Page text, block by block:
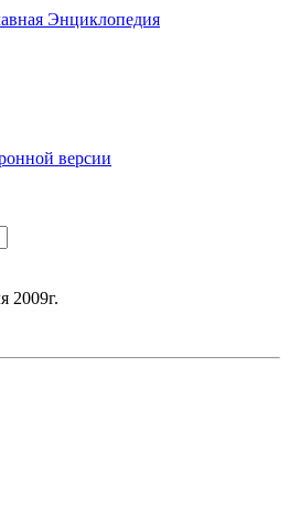
Энциклопедия
версии
2009г.